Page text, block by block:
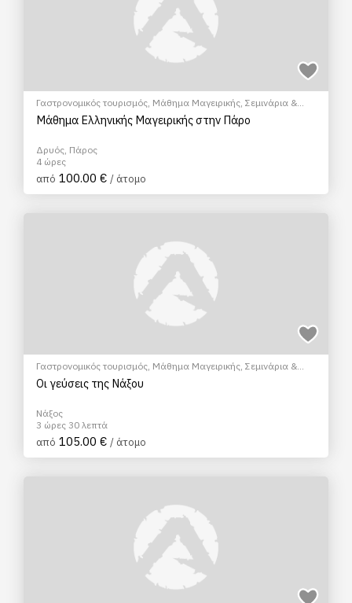
Γαστρονομικός τουρισμός, Μάθημα Μαγειρικής, Σεμινάρια &
Μαθήματα
Μάθημα Ελληνικής Μαγειρικής στην Πάρο
Δρυός, Πάρος
4 ώρες
από 100.00 € / άτομο
Γαστρονομικός τουρισμός, Μάθημα Μαγειρικής, Σεμινάρια &
Μαθήματα
Οι γεύσεις της Νάξου
Νάξος
3 ώρες 30 λεπτά
από 105.00 € / άτομο